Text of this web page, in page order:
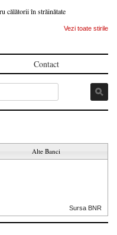
călătorii în străinătate
Vezi toate stirile
Contact
Alte Banci
Sursa BNR